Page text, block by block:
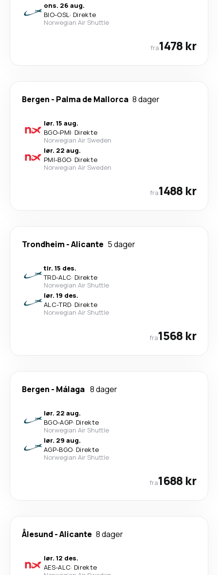
ons. 26 aug.
BIO-OSL· Direkte
Norwegian Air Shuttle
fra1478 kr
Bergen - Palma de Mallorca 8 dager
lør. 15 aug.
BGO-PMI· Direkte
Norwegian Air Sweden
lør. 22 aug.
PMI-BGO· Direkte
Norwegian Air Sweden
fra1488 kr
Trondheim -Alicante 5 dager
tir. 15 des.
TRD-ALC· Direkte
Norwegian Air Shuttle
lør. 19 des.
ALC-TRD· Direkte
Norwegian Air Shuttle
fra1568 kr
Bergen - Málaga 8 dager
lør. 22 aug.
BGO-AGP· Direkte
Norwegian Air Shuttle
lør. 29 aug.
AGP-BGO· Direkte
Norwegian Air Shuttle
fra1688 kr
Ålesund-Alicante 8 dager
lør. 12 des.
AES-ALC· Direkte